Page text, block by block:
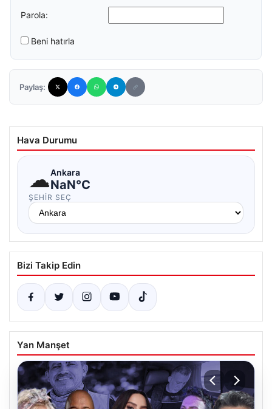
Parola:
Beni hatırla
Paylaş:
Hava Durumu
☁Ankara
NaN°C
ŞEHIR SEÇ
Bizi Takip Edin
Yan Manşet